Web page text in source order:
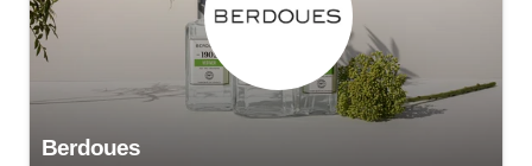
Berdoues